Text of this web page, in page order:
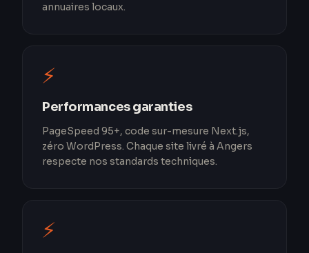
annuaires locaux.
⚡
Performances garanties
PageSpeed 95+, code sur-mesure Next.js,
zéro WordPress. Chaque site livré à Angers
respecte nos standards techniques.
⚡